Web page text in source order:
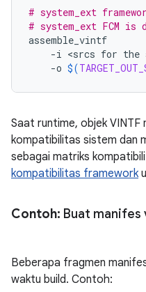
# system_ext
# system_ext FCM is
assemble_vintf
-i <srcs for the
-o $(
Saat runtime, objek VINTF
kompatibilitas sistem dan
sebagai matriks
kompatibilitas framework
Contoh: Buat
Beberapa fragmen
waktu build. Contoh: